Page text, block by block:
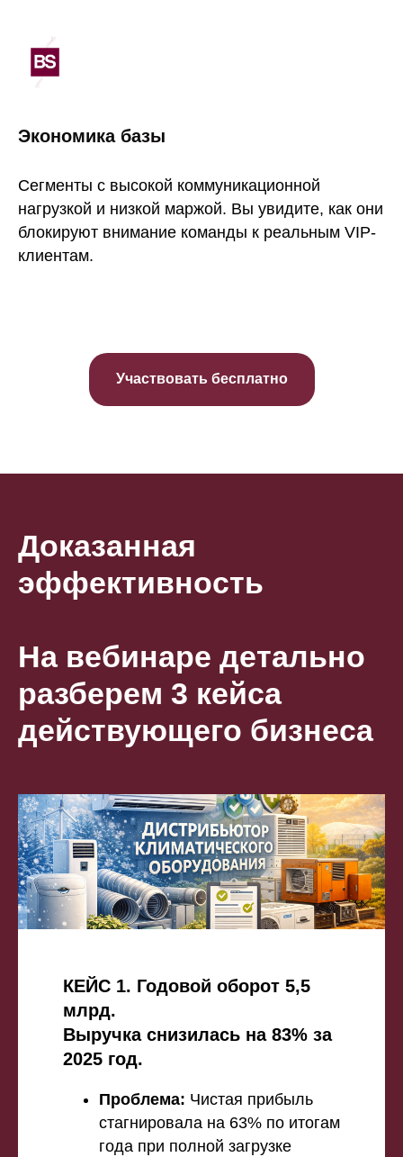
Экономика базы
Сегменты с высокой коммуникационной
нагрузкой и низкой маржой. Вы увидите, как они
блокируют внимание команды к реальным VIP-
клиентам.
Участвовать бесплатно
Доказанная
эффективность
На вебинаре детально
разберем 3 кейса
действующего бизнеса
КЕЙС 1. Годовой оборот 5,5
млрд.
Выручка снизилась на 83% за
2025 год.
Проблема: Чистая прибыль
стагнировала на 63% по итогам
года при полной загрузке